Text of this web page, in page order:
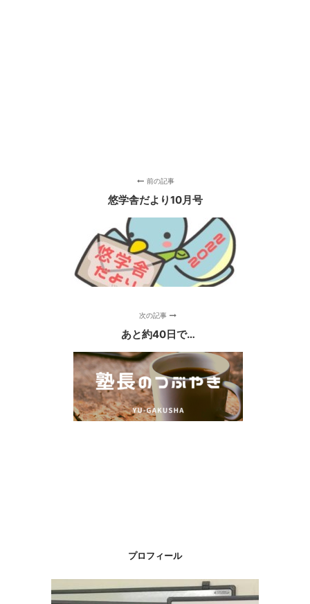
前の記事
悠学舎だより10月号
次の記事
あと約40日で…
プロフィール